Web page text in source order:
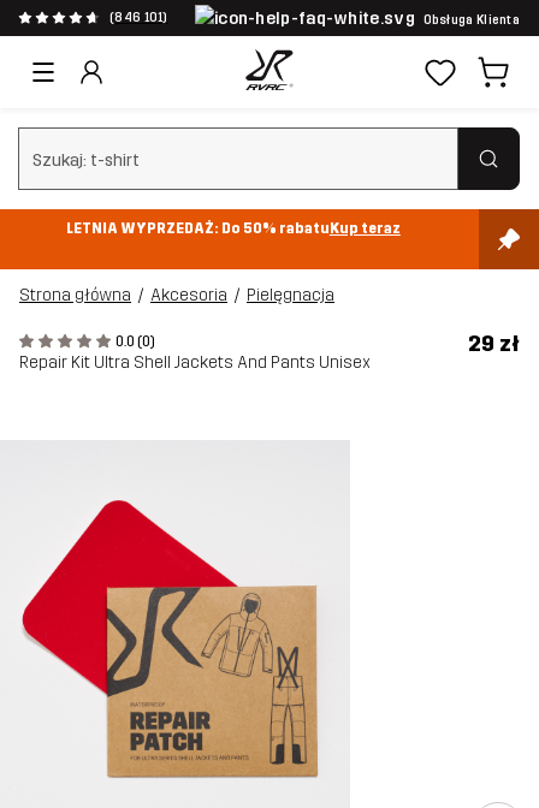
(846 101) Obsługa Klienta
Wyczyść wyszukiwanie
LETNIA WYPRZEDAŻ: Do 50% rabatuKup teraz
Strona główna Akcesoria Pielęgnacja
0.0 (0)
Repair Kit Ultra Shell Jackets And Pants Unisex
29 zł